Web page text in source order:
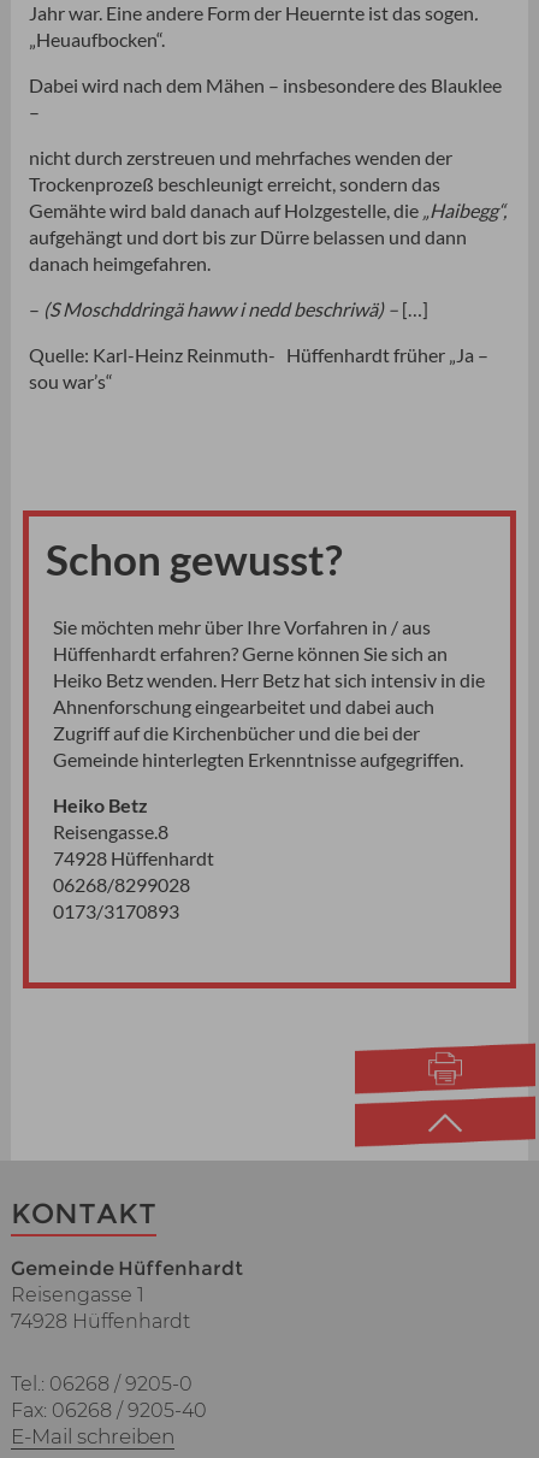
Jahr war. Eine andere Form der Heuernte ist das sogen.
„Heuaufbocken“.
Dabei wird nach dem Mähen – insbesondere des Blauklee
–
nicht durch zerstreuen und mehrfaches wenden der
Trockenprozeß beschleunigt erreicht, sondern das
Gemähte wird bald danach auf Holzgestelle, die „Haibegg“,
aufgehängt und dort bis zur Dürre belassen und dann
danach heimgefahren.
– (S Moschddringä haww i nedd beschriwä) – […]
Quelle: Karl-Heinz Reinmuth- Hüffenhardt früher „Ja –
sou war’s“
Schon gewusst?
Sie möchten mehr über Ihre Vorfahren in / aus
Hüffenhardt erfahren? Gerne können Sie sich an
Heiko Betz wenden. Herr Betz hat sich intensiv in die
Ahnenforschung eingearbeitet und dabei auch
Zugriff auf die Kirchenbücher und die bei der
Gemeinde hinterlegten Erkenntnisse aufgegriffen.
Heiko Betz
Reisengasse.8
74928 Hüffenhardt
06268/8299028
0173/3170893
KONTAKT
Gemeinde Hüffenhardt
Reisengasse 1
74928 Hüffenhardt
Tel.: 06268 / 9205-0
Fax: 06268 / 9205-40
E-Mail schreiben